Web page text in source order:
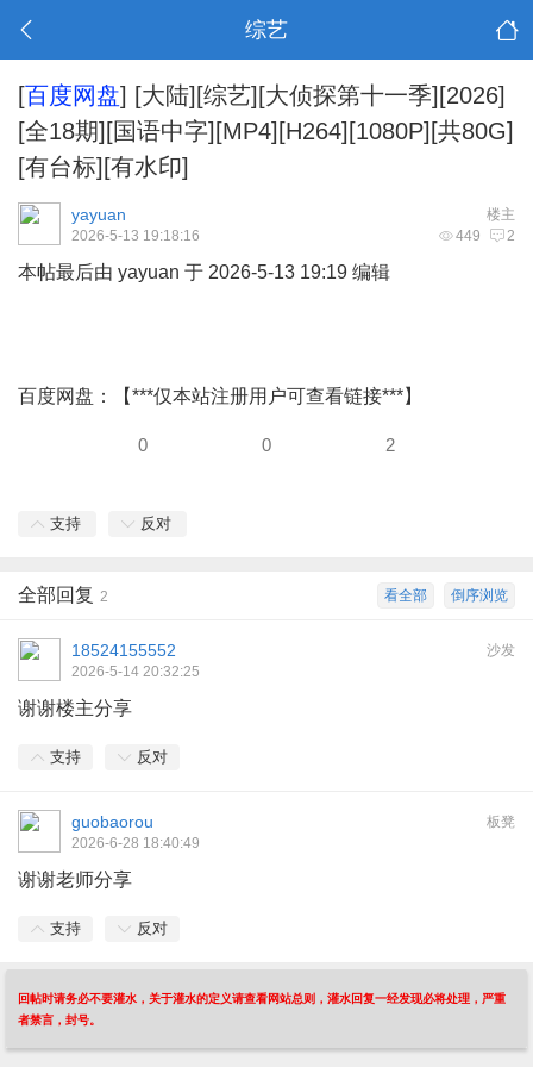
综艺
[百度网盘] [大陆][综艺][大侦探第十一季][2026]
[全18期][国语中字][MP4][H264][1080P][共80G]
[有台标][有水印]
楼主
yayuan
449 2
2026-5-13 19:18:16
本帖最后由 yayuan 于 2026-5-13 19:19 编辑
百度网盘：【***仅本站注册用户可查看链接***】
0 0 2
支持 反对
倒序浏览
看全部
全部回复 2
沙发
18524155552
2026-5-14 20:32:25
谢谢楼主分享
支持 反对
板凳
guobaorou
2026-6-28 18:40:49
谢谢老师分享
支持 反对
回帖时请务必不要灌水，关于灌水的定义请查看网站总则，灌水回复一经发现必将处理，严重
者禁言，封号。